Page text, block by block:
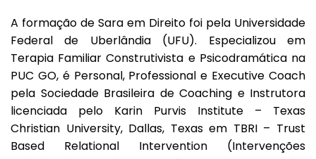
A formação de Sara em Direito foi pela Universidade
Federal de Uberlândia (UFU). Especializou em
Terapia Familiar Construtivista e Psicodramática na
PUC GO, é Personal, Professional e Executive Coach
pela Sociedade Brasileira de Coaching e Instrutora
licenciada pelo Karin Purvis Institute – Texas
Christian University, Dallas, Texas em TBRI – Trust
Based Relational Intervention (Intervenções